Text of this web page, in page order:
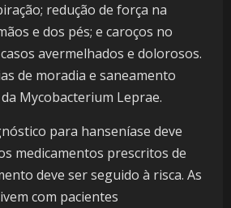
redução de força na
e dos pés; e caroços no
avermelhados e dolorosos.
de moradia e saneamento
Mycobacterium Leprae.
para hanseníase deve
medicamentos prescritos de
deve ser seguido à risca. As
com pacientes